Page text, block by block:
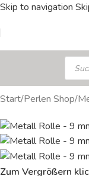
Skip to navigation
Start/Perlen Shop/
Zum Vergrößern